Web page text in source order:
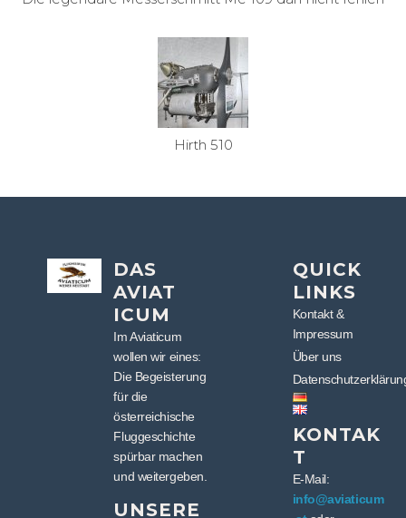
Hirth 510
DAS
AVIAT
ICUM
Im Aviaticum
wollen wir eines:
Die Begeisterung
für die
österreichische
Fluggeschichte
spürbar machen
und weitergeben.
UNSERE
QUICK
LINKS
Kontakt &
Impressum
Über uns
KONTAK
T
E-Mail:
info@aviaticum